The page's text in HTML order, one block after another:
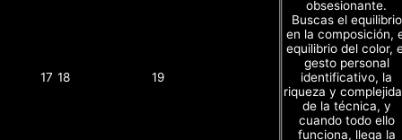
17 18 19
obsesionante.
Buscas el equilibrio
en la composición,
equilibrio del color,
gesto personal
identificativo, la
riqueza y
de la técnica, y
cuando todo ello
funciona, llega la